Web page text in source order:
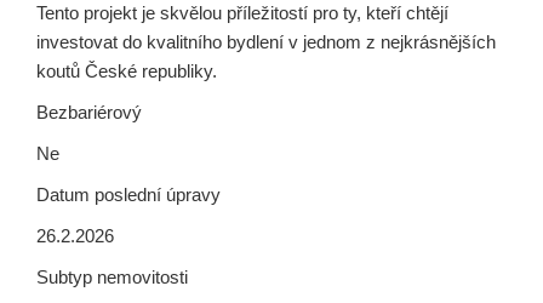
Tento projekt je skvělou příležitostí pro ty, kteří chtějí
investovat do kvalitního bydlení v jednom z nejkrásnějších
koutů České republiky.
Bezbariérový
Ne
Datum poslední úpravy
26.2.2026
Subtyp nemovitosti